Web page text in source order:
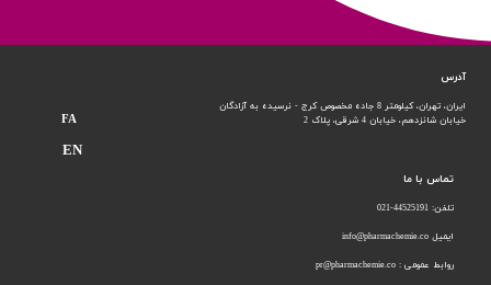
تماس با ما
تلفن: 44525191-021
ایمیل info@pharmachemie.co
روابط عمومی : pr@pharmachemie.co
آدرس
ایران، تهران، کیلومتر 8 جاده مخصوص کرج - نرسیده به آزادگان
خیابان شانزدهم، خیابان 4 شرقی، پلاک 2 FA